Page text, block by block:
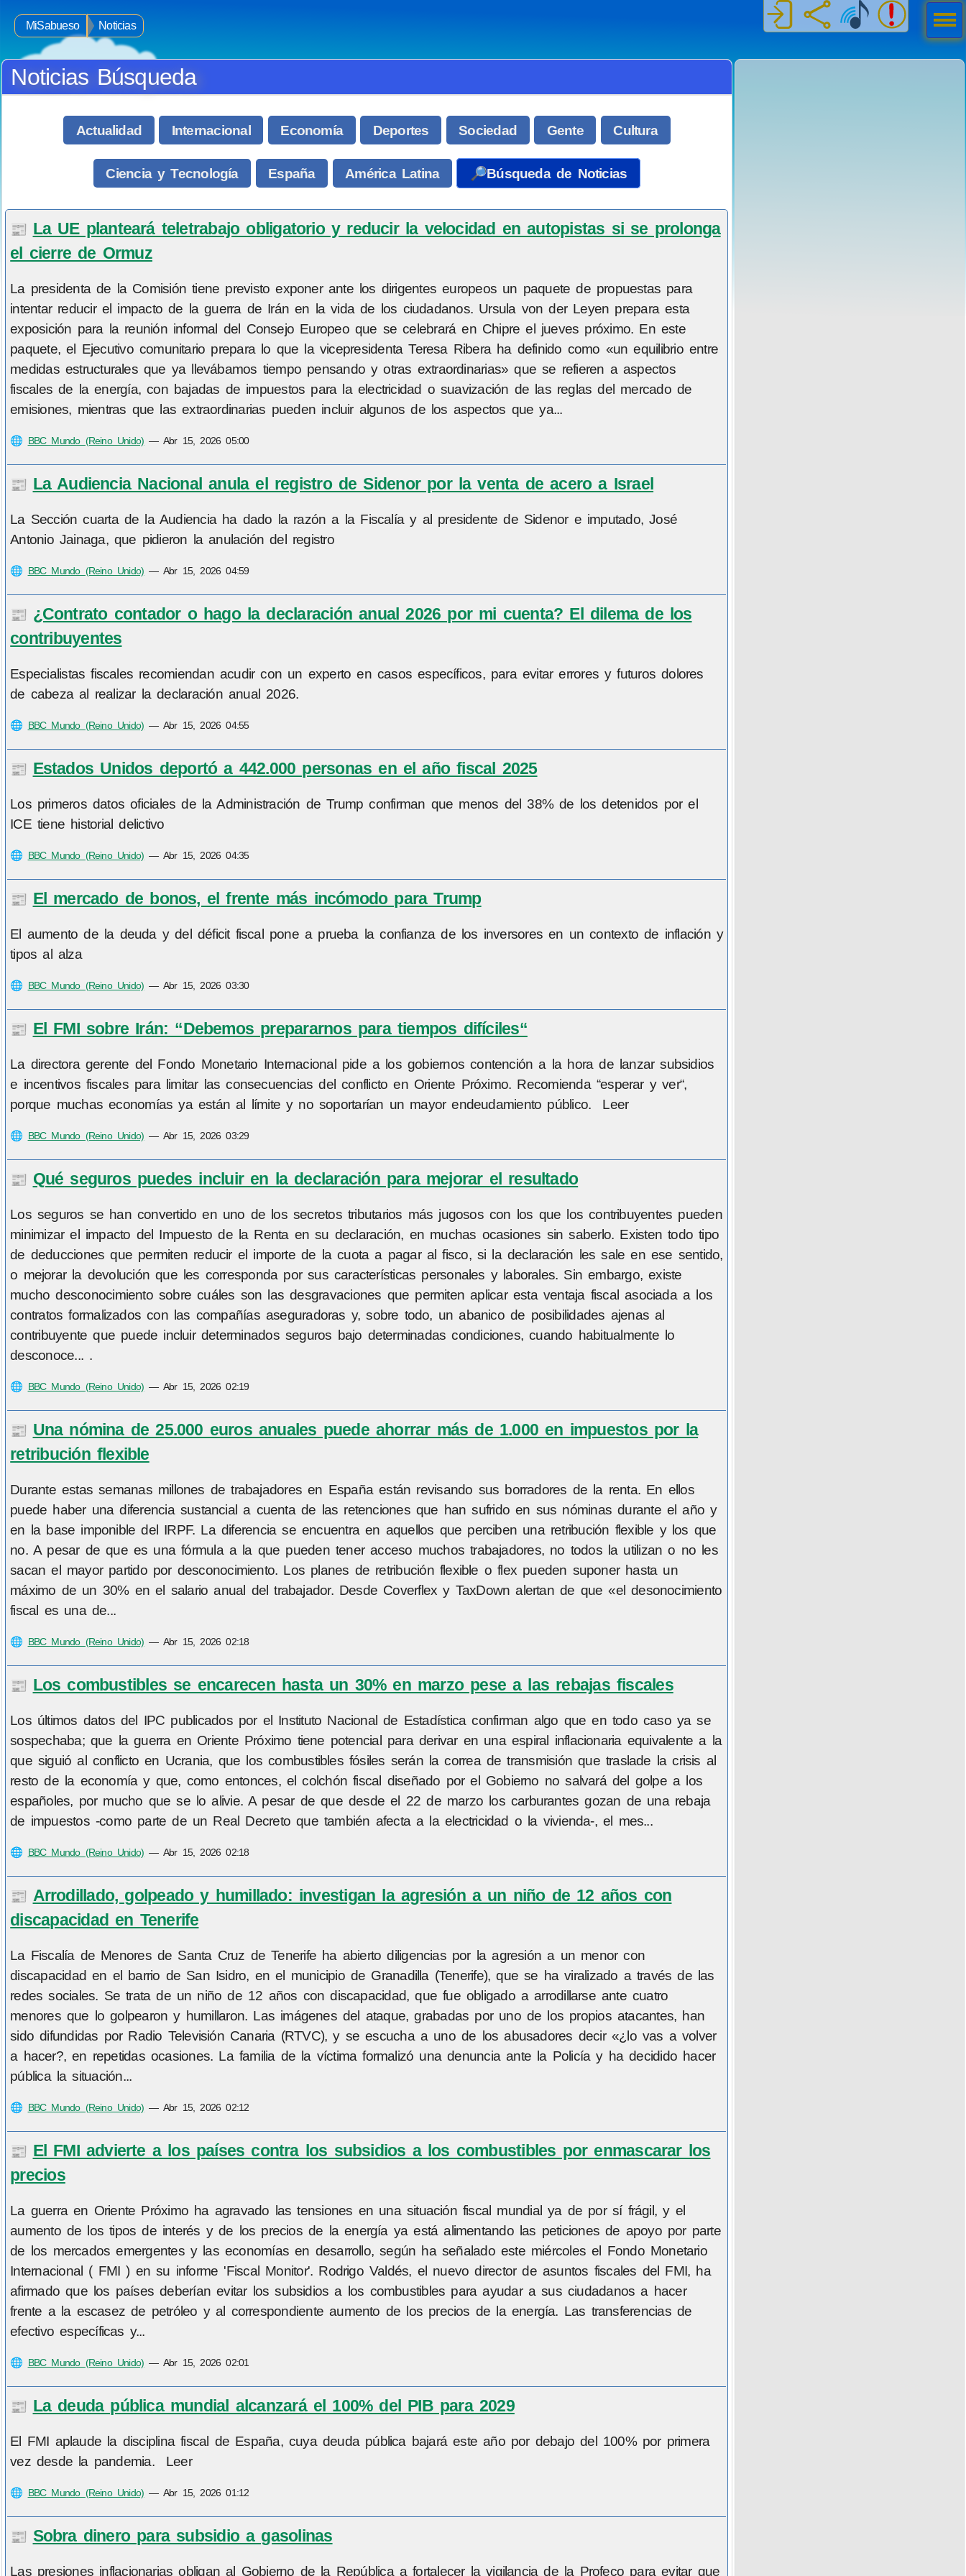
MiSabueso Noticias
Noticias Búsqueda
Actualidad Internacional Economía Deportes Sociedad Gente Cultura
Ciencia y Tecnología España América Latina 🔎Búsqueda de Noticias
📰 La UE planteará teletrabajo obligatorio y reducir la velocidad en autopistas si se prolonga
el cierre de Ormuz
La presidenta de la Comisión tiene previsto exponer ante los dirigentes europeos un paquete de propuestas para
intentar reducir el impacto de la guerra de Irán en la vida de los ciudadanos. Ursula von der Leyen prepara esta
exposición para la reunión informal del Consejo Europeo que se celebrará en Chipre el jueves próximo. En este
paquete, el Ejecutivo comunitario prepara lo que la vicepresidenta Teresa Ribera ha definido como «un equilibrio entre
medidas estructurales que ya llevábamos tiempo pensando y otras extraordinarias» que se refieren a aspectos
fiscales de la energía, con bajadas de impuestos para la electricidad o suavización de las reglas del mercado de
emisiones, mientras que las extraordinarias pueden incluir algunos de los aspectos que ya...
🌐 BBC Mundo (Reino Unido) — Abr 15, 2026 05:00
📰 La Audiencia Nacional anula el registro de Sidenor por la venta de acero a Israel
La Sección cuarta de la Audiencia ha dado la razón a la Fiscalía y al presidente de Sidenor e imputado, José
Antonio Jainaga, que pidieron la anulación del registro
🌐 BBC Mundo (Reino Unido) — Abr 15, 2026 04:59
📰 ¿Contrato contador o hago la declaración anual 2026 por mi cuenta? El dilema de los
contribuyentes
Especialistas fiscales recomiendan acudir con un experto en casos específicos, para evitar errores y futuros dolores
de cabeza al realizar la declaración anual 2026.
🌐 BBC Mundo (Reino Unido) — Abr 15, 2026 04:55
📰 Estados Unidos deportó a 442.000 personas en el año fiscal 2025
Los primeros datos oficiales de la Administración de Trump confirman que menos del 38% de los detenidos por el
ICE tiene historial delictivo
🌐 BBC Mundo (Reino Unido) — Abr 15, 2026 04:35
📰 El mercado de bonos, el frente más incómodo para Trump
El aumento de la deuda y del déficit fiscal pone a prueba la confianza de los inversores en un contexto de inflación y
tipos al alza
🌐 BBC Mundo (Reino Unido) — Abr 15, 2026 03:30
📰 El FMI sobre Irán: “Debemos prepararnos para tiempos difíciles“
La directora gerente del Fondo Monetario Internacional pide a los gobiernos contención a la hora de lanzar subsidios
e incentivos fiscales para limitar las consecuencias del conflicto en Oriente Próximo. Recomienda “esperar y ver“,
porque muchas economías ya están al límite y no soportarían un mayor endeudamiento público. Leer
🌐 BBC Mundo (Reino Unido) — Abr 15, 2026 03:29
📰 Qué seguros puedes incluir en la declaración para mejorar el resultado
Los seguros se han convertido en uno de los secretos tributarios más jugosos con los que los contribuyentes pueden
minimizar el impacto del Impuesto de la Renta en su declaración, en muchas ocasiones sin saberlo. Existen todo tipo
de deducciones que permiten reducir el importe de la cuota a pagar al fisco, si la declaración les sale en ese sentido,
o mejorar la devolución que les corresponda por sus características personales y laborales. Sin embargo, existe
mucho desconocimiento sobre cuáles son las desgravaciones que permiten aplicar esta ventaja fiscal asociada a los
contratos formalizados con las compañías aseguradoras y, sobre todo, un abanico de posibilidades ajenas al
contribuyente que puede incluir determinados seguros bajo determinadas condiciones, cuando habitualmente lo
desconoce... .
🌐 BBC Mundo (Reino Unido) — Abr 15, 2026 02:19
📰 Una nómina de 25.000 euros anuales puede ahorrar más de 1.000 en impuestos por la
retribución flexible
Durante estas semanas millones de trabajadores en España están revisando sus borradores de la renta. En ellos
puede haber una diferencia sustancial a cuenta de las retenciones que han sufrido en sus nóminas durante el año y
en la base imponible del IRPF. La diferencia se encuentra en aquellos que perciben una retribución flexible y los que
no. A pesar de que es una fórmula a la que pueden tener acceso muchos trabajadores, no todos la utilizan o no les
sacan el mayor partido por desconocimiento. Los planes de retribución flexible o flex pueden suponer hasta un
máximo de un 30% en el salario anual del trabajador. Desde Coverflex y TaxDown alertan de que «el desonocimiento
fiscal es una de...
🌐 BBC Mundo (Reino Unido) — Abr 15, 2026 02:18
📰 Los combustibles se encarecen hasta un 30% en marzo pese a las rebajas fiscales
Los últimos datos del IPC publicados por el Instituto Nacional de Estadística confirman algo que en todo caso ya se
sospechaba; que la guerra en Oriente Próximo tiene potencial para derivar en una espiral inflacionaria equivalente a la
que siguió al conflicto en Ucrania, que los combustibles fósiles serán la correa de transmisión que traslade la crisis al
resto de la economía y que, como entonces, el colchón fiscal diseñado por el Gobierno no salvará del golpe a los
españoles, por mucho que se lo alivie. A pesar de que desde el 22 de marzo los carburantes gozan de una rebaja
de impuestos -como parte de un Real Decreto que también afecta a la electricidad o la vivienda-, el mes...
🌐 BBC Mundo (Reino Unido) — Abr 15, 2026 02:18
📰 Arrodillado, golpeado y humillado: investigan la agresión a un niño de 12 años con
discapacidad en Tenerife
La Fiscalía de Menores de Santa Cruz de Tenerife ha abierto diligencias por la agresión a un menor con
discapacidad en el barrio de San Isidro, en el municipio de Granadilla (Tenerife), que se ha viralizado a través de las
redes sociales. Se trata de un niño de 12 años con discapacidad, que fue obligado a arrodillarse ante cuatro
menores que lo golpearon y humillaron. Las imágenes del ataque, grabadas por uno de los propios atacantes, han
sido difundidas por Radio Televisión Canaria (RTVC), y se escucha a uno de los abusadores decir «¿lo vas a volver
a hacer?, en repetidas ocasiones. La familia de la víctima formalizó una denuncia ante la Policía y ha decidido hacer
pública la situación...
🌐 BBC Mundo (Reino Unido) — Abr 15, 2026 02:12
📰 El FMI advierte a los países contra los subsidios a los combustibles por enmascarar los
precios
La guerra en Oriente Próximo ha agravado las tensiones en una situación fiscal mundial ya de por sí frágil, y el
aumento de los tipos de interés y de los precios de la energía ya está alimentando las peticiones de apoyo por parte
de los mercados emergentes y las economías en desarrollo, según ha señalado este miércoles el Fondo Monetario
Internacional ( FMI ) en su informe 'Fiscal Monitor'. Rodrigo Valdés, el nuevo director de asuntos fiscales del FMI, ha
afirmado que los países deberían evitar los subsidios a los combustibles para ayudar a sus ciudadanos a hacer
frente a la escasez de petróleo y al correspondiente aumento de los precios de la energía. Las transferencias de
efectivo específicas y...
🌐 BBC Mundo (Reino Unido) — Abr 15, 2026 02:01
📰 La deuda pública mundial alcanzará el 100% del PIB para 2029
El FMI aplaude la disciplina fiscal de España, cuya deuda pública bajará este año por debajo del 100% por primera
vez desde la pandemia. Leer
🌐 BBC Mundo (Reino Unido) — Abr 15, 2026 01:12
📰 Sobra dinero para subsidio a gasolinas
Las presiones inflacionarias obligan al Gobierno de la República a fortalecer la vigilancia de la Profeco para evitar que
Men
ú